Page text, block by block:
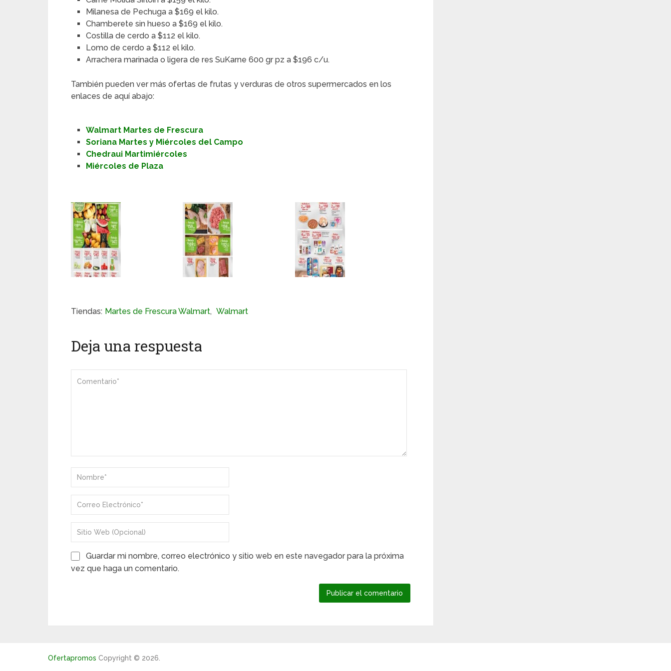
Milanesa de Pechuga a $169 el kilo.
Chamberete sin hueso a $169 el kilo.
Costilla de cerdo a $112 el kilo.
Lomo de cerdo a $112 el kilo.
Arrachera marinada o ligera de res SuKarne 600 gr pz a $196 c/u.
También pueden ver más ofertas de frutas y verduras de otros supermercados en los
enlaces de aquí abajo:
Walmart Martes de Frescura
Soriana Martes y Miércoles del Campo
Chedraui Martimiércoles
Miércoles de Plaza
Tiendas: Martes de Frescura Walmart, Walmart
Deja una respuesta
Guardar mi nombre, correo electrónico y sitio web en este navegador para la próxima
vez que haga un comentario.
Ofertapromos Copyright © 2026.